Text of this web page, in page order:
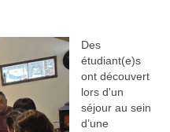
Des
étudiant(e)s
ont découvert
lors d'un
séjour au sein
d’une